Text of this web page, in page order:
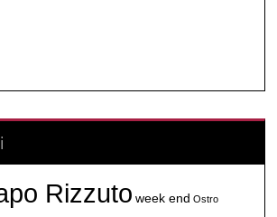
Rizzuto week end Ostro